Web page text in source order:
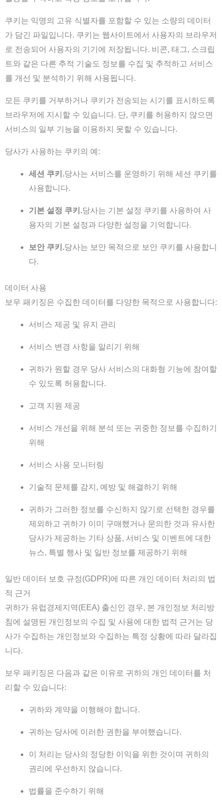
쿠키는 익명의 고유 식별자를 포함할 수 있는 소량의 데이터
가 담긴 파일입니다. 쿠키는 웹사이트에서 사용자의 브라우저
로 전송되어 사용자의 기기에 저장됩니다. 비콘, 태그, 스크립
트와 같은 다른 추적 기술도 정보를 수집 및 추적하고 서비스
를 개선 및 분석하기 위해 사용됩니다.
모든 쿠키를 거부하거나 쿠키가 전송되는 시기를 표시하도록
브라우저에 지시할 수 있습니다. 단, 쿠키를 허용하지 않으면
서비스의 일부 기능을 이용하지 못할 수 있습니다.
당사가 사용하는 쿠키의 예:
세션 쿠키.당사는 서비스를 운영하기 위해 세션 쿠키를
사용합니다.
기본 설정 쿠키.당사는 기본 설정 쿠키를 사용하여 사
용자의 기본 설정과 다양한 설정을 기억합니다.
보안 쿠키.당사는 보안 목적으로 보안 쿠키를 사용합니
다.
데이터 사용
보우 패키징은 수집한 데이터를 다양한 목적으로 사용합니다:
서비스 제공 및 유지 관리
서비스 변경 사항을 알리기 위해
귀하가 원할 경우 당사 서비스의 대화형 기능에 참여할
수 있도록 허용합니다.
고객 지원 제공
서비스 개선을 위해 분석 또는 귀중한 정보를 수집하기
위해
서비스 사용 모니터링
기술적 문제를 감지, 예방 및 해결하기 위해
귀하가 그러한 정보를 수신하지 않기로 선택한 경우를
제외하고 귀하가 이미 구매했거나 문의한 것과 유사한
당사가 제공하는 기타 상품, 서비스 및 이벤트에 대한
뉴스, 특별 행사 및 일반 정보를 제공하기 위해
일반 데이터 보호 규정(GDPR)에 따른 개인 데이터 처리의 법
적 근거
귀하가 유럽경제지역(EEA) 출신인 경우, 본 개인정보 처리방
침에 설명된 개인정보의 수집 및 사용에 대한 법적 근거는 당
사가 수집하는 개인정보와 수집하는 특정 상황에 따라 달라집
니다.
보우 패키징은 다음과 같은 이유로 귀하의 개인 데이터를 처
리할 수 있습니다:
귀하와 계약을 이행해야 합니다.
귀하는 당사에 이러한 권한을 부여했습니다.
이 처리는 당사의 정당한 이익을 위한 것이며 귀하의
권리에 우선하지 않습니다.
법률을 준수하기 위해